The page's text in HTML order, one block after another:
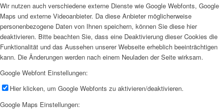
Wir nutzen auch verschiedene externe Dienste wie Google Webfonts, Google
Maps und externe Videoanbieter. Da diese Anbieter möglicherweise
personenbezogene Daten von Ihnen speichern, können Sie diese hier
deaktivieren. Bitte beachten Sie, dass eine Deaktivierung dieser Cookies die
Funktionalität und das Aussehen unserer Webseite erheblich beeinträchtigen
kann. Die Änderungen werden nach einem Neuladen der Seite wirksam.
Google Webfont Einstellungen:
Hier klicken, um Google Webfonts zu aktivieren/deaktivieren.
Google Maps Einstellungen: